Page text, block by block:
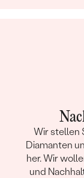
Wir stellen
Diamanten
her. Wir
und